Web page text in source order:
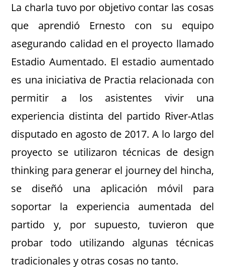
La charla tuvo por objetivo contar las cosas
que aprendió Ernesto con su equipo
asegurando calidad en el proyecto llamado
Estadio Aumentado. El estadio aumentado
es una iniciativa de Practia relacionada con
permitir a los asistentes vivir una
experiencia distinta del partido River-Atlas
disputado en agosto de 2017. A lo largo del
proyecto se utilizaron técnicas de design
thinking para generar el journey del hincha,
se diseñó una aplicación móvil para
soportar la experiencia aumentada del
partido y, por supuesto, tuvieron que
probar todo utilizando algunas técnicas
tradicionales y otras cosas no tanto.